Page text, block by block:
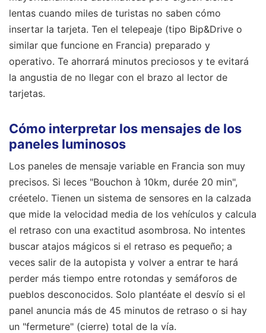
lentas cuando miles de turistas no saben cómo
insertar la tarjeta. Ten el telepeaje (tipo Bip&Drive o
similar que funcione en Francia) preparado y
operativo. Te ahorrará minutos preciosos y te evitará
la angustia de no llegar con el brazo al lector de
tarjetas.
Cómo interpretar los mensajes de los
paneles luminosos
Los paneles de mensaje variable en Francia son muy
precisos. Si leces "Bouchon à 10km, durée 20 min",
créetelo. Tienen un sistema de sensores en la calzada
que mide la velocidad media de los vehículos y calcula
el retraso con una exactitud asombrosa. No intentes
buscar atajos mágicos si el retraso es pequeño; a
veces salir de la autopista y volver a entrar te hará
perder más tiempo entre rotondas y semáforos de
pueblos desconocidos. Solo plantéate el desvío si el
panel anuncia más de 45 minutos de retraso o si hay
un "fermeture" (cierre) total de la vía.